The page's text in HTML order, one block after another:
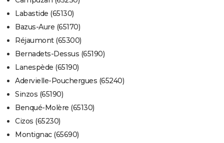
Labastide (65130)
Bazus-Aure (65170)
Réjaumont (65300)
Bernadets-Dessus (65190)
Lanespède (65190)
Adervielle-Pouchergues (65240)
Sinzos (65190)
Benqué-Molère (65130)
Cizos (65230)
Montignac (65690)